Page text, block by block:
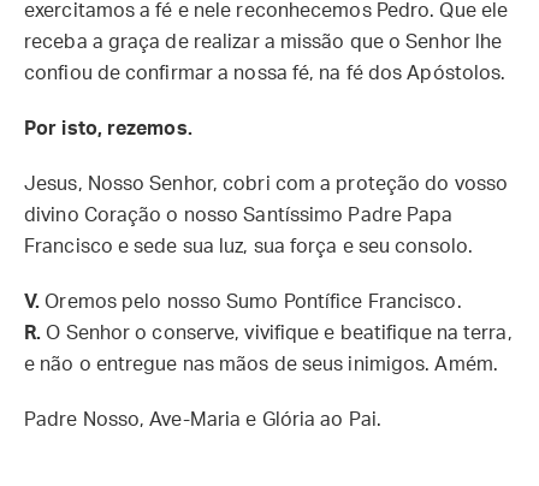
exercitamos a fé e nele reconhecemos Pedro. Que ele
receba a graça de realizar a missão que o Senhor lhe
confiou de confirmar a nossa fé, na fé dos Apóstolos.
Por isto, rezemos.
Jesus, Nosso Senhor, cobri com a proteção do vosso
divino Coração o nosso Santíssimo Padre Papa
Francisco e sede sua luz, sua força e seu consolo.
V. Oremos pelo nosso Sumo Pontífice Francisco.
R. O Senhor o conserve, vivifique e beatifique na terra,
e não o entregue nas mãos de seus inimigos. Amém.
Padre Nosso, Ave-Maria e Glória ao Pai.